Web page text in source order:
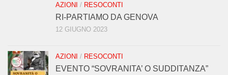
AZIONI / RESOCONTI
RI-PARTIAMO DA GENOVA
12 GIUGNO 2023
AZIONI / RESOCONTI
EVENTO “SOVRANITA’ O SUDDITANZA”